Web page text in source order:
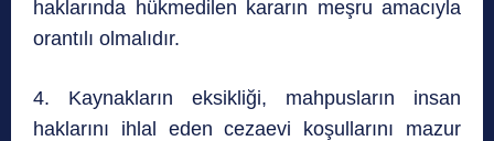
haklarında hükmedilen kararın meşru amacıyla
orantılı olmalıdır.
4. Kaynakların eksikliği, mahpusların insan
haklarını ihlal eden cezaevi koşullarını mazur